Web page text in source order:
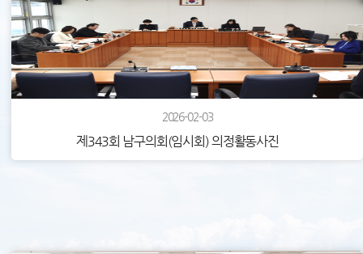
2026-02-03
제343회 남구의회(임시회) 의정활동사진